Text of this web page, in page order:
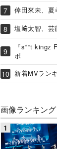
倖田來未、夏
塩﨑太智、芸
『s**t kingz
ポ
新着MVラン
画像ランキング